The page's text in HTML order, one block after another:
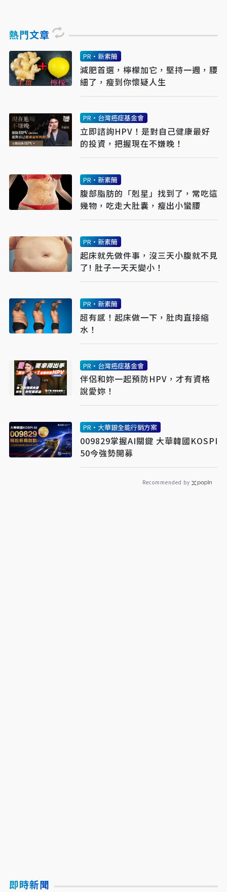
熱門文章
PR・新素簡
減肥首選，檸檬加它，堅持一週，腰
細了，瘦到你懷疑人生
PR・台灣癌症基金會
立即諮詢HPV！是對自己健康最好
的投資，把握現在不嫌晚！
PR・新素簡
腹部脂肪的「剋星」找到了，常吃這
幾物，吃走大肚囊，瘦出小蠻腰
PR・新素簡
起床就先做件事，沒三天小腹就不見
了! 肚子一天天變小！
PR・新素簡
超有感！起床做一下，肚肉直接縮
水！
PR・台灣癌症基金會
伴侶和妳一起預防HPV，才有資格
說愛妳！
PR・大華銀全能行銷方案
009829掌握AI關鍵 大華韓國KOSPI
50今強勢開募
Recommended by
即時新聞